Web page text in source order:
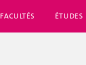
FACULTÉS ÉTUDES